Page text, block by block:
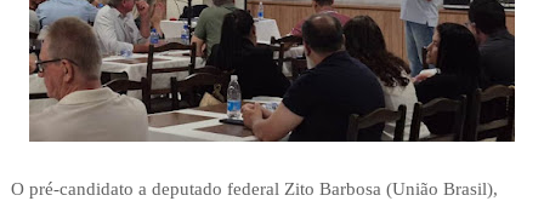
O pré-candidato a deputado federal Zito Barbosa (União Brasil),